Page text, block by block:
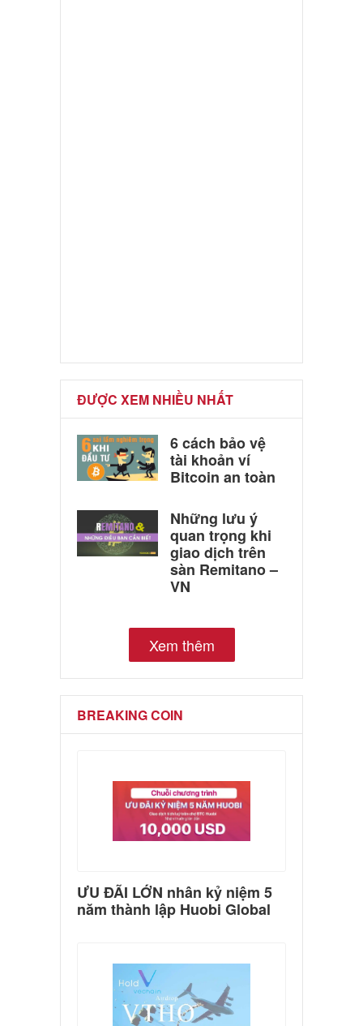
ĐƯỢC XEM NHIỀU NHẤT
6 cách bảo vệ
tài khoản ví
Bitcoin an toàn
Những lưu ý
quan trọng khi
giao dịch trên
sàn Remitano –
VN
Xem thêm
BREAKING COIN
ƯU ĐÃI LỚN nhân kỷ niệm 5
năm thành lập Huobi Global